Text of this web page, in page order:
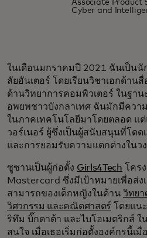
Associate Product
Cyber and
ในเดือนมกราคมปี 2021 ฉันเป็น
ลัยฮันเตอร์ โดยเรียนวิชาเอกด้าน
ด้านวิทยาการคอมพิวเตอร์ ในฐา
อพยพชาวบังกลาเทศ ฉันมักมีควา
ในภาคเทคโนโลยีมาโดยตลอด แ
วอร์เนอร์ ผู้ซึ่งเป็นผู้สนับสนุนที่โด
และการยอมรับความแตกต่างในว
ซูซานเป็นผู้ก่อตั้ง Girls4Tech โคร
Mastercard ซึ่งมีเป้าหมายเพื่อส่
สามารถของเด็กหญิงในด้าน วิทยา
วิศวกรรม และคณิตศาสตร์ โดยแน
ริทึม บิ๊กดาต้า และไบโอเมตริกส์
สนใจ เมื่อเธอเริ่มก่อตั้งองค์กรนี้เ